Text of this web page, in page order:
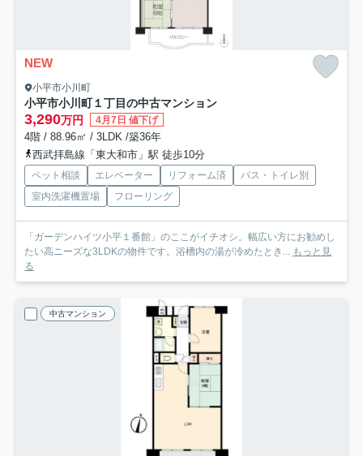
NEW
小平市小川町
小平市小川町１丁目の中古マンション
3,290万円 4月7日 値下げ
4階 / 88.96㎡ / 3LDK /築36年
西武拝島線「東大和市」駅 徒歩10分
ペット相談 エレベーター リフォーム済
バス・トイレ別
室内洗濯機置場
フローリング
「ガーデンハイツ小平１番館」のここがイチオシ。幅広い方にお勧めし
たい高ニーズな3LDKの物件です。浴槽内の湯が冷めたとき... もっと見
る
中古マンション